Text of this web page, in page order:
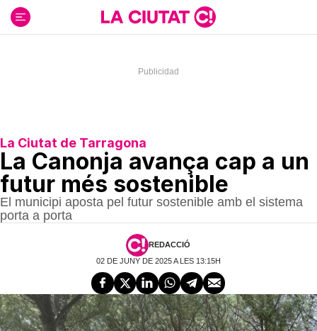
contenido
La Ciutat de Tarragona
La Canonja avança cap a un
futur més sostenible
El municipi aposta pel futur sostenible amb el sistema
porta a porta
REDACCIÓ
02 DE JUNY DE 2025 A LES 13:15H